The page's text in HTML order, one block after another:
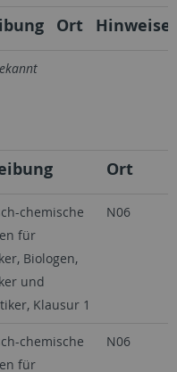
Ort Hinweise
Ort
chemische
für
Biologen,
und
Klausur 1
N06
chemische
für
N06